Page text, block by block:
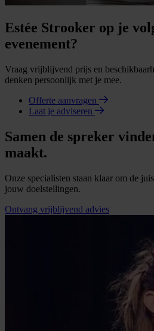
Estée Strooker op je
evenement?
Vraag vrijblijvend prijs en
denken persoonlijk met je mee.
Offerte aanvragen
Laat je adviseren
Samen de spreker
maakt.
Onze specialisten staan klaar om de
jouw doelstellingen.
Ontvang vrijblijvend advies